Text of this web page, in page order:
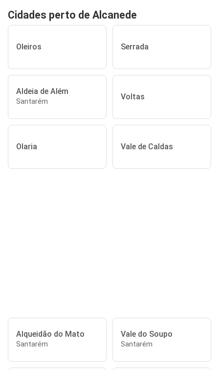
Cidades perto de Alcanede
Oleiros Serrada
Aldeia de Além
Santarém Voltas
Olaria Vale de Caldas
Alqueidão do Mato
Santarém
Vale do Soupo
Santarém